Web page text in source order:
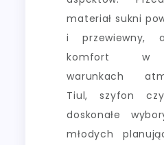
materiał sukni
i przewiewny,
komfort w
warunkach
Tiul, szyfon
doskonałe
młodych